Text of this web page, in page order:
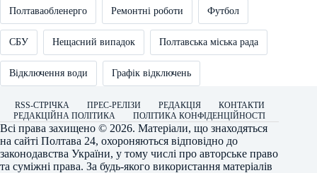
Полтаваобленерго Ремонтні роботи Футбол
СБУ Нещасний випадок Полтавська міська рада
Відключення води Графік відключень
RSS-СТРІЧКА ПРЕС-РЕЛІЗИ РЕДАКЦІЯ
КОНТАКТИ
РЕДАКЦІЙНА ПОЛІТИКА
ПОЛІТИКА КОНФІДЕНЦІЙНОСТІ
Всі права захищено © 2026. Матеріали, що знаходяться
на сайті Полтава 24, охороняються відповідно до
законодавства України, у тому числі про авторське право
та суміжні права. За будь-якого використання матеріалів